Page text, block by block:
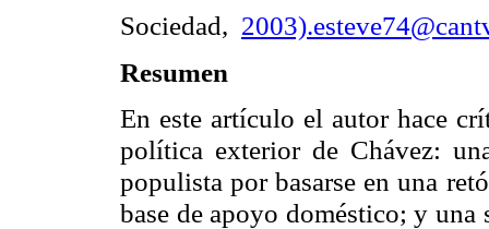
Sociedad, 2003).
Resumen
En este artículo el autor hace
política exterior de Chávez:
populista por basarse en una
base de apoyo doméstico; y